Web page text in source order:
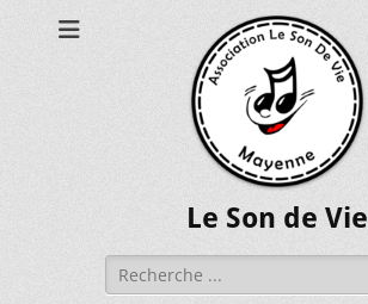
Le Son de Vie
Rechercher :